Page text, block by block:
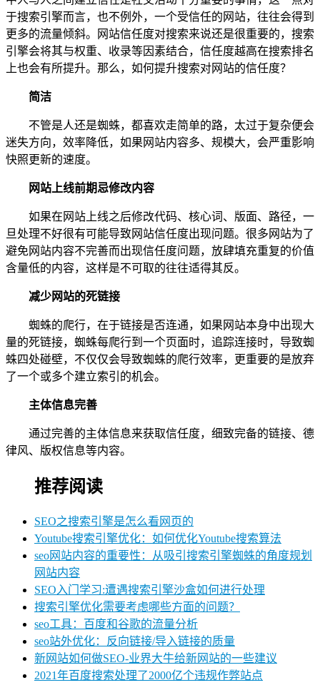
于搜索引擎而言，也不例外，一个受信任的网站，往往会得到
更多的流量倾斜。网站信任度对搜索来说还是很重要的，搜索
引擎会将其与权重、收录等因素结合，信任度越高在搜索排名
上也会有所提升。那么，如何提升搜索对网站的信任度？
简洁
不管是人还是蜘蛛，都喜欢走简单的路，太过于复杂便会
迷失方向，效率降低，如果网站内容多、规模大，会严重影响
快照更新的速度。
网站上线前期忌修改内容
如果在网站上线之后修改代码、核心词、版面、路径，一
旦处理不好很有可能导致网站信任度出现问题。很多网站为了
避免网站内容不完善而出现信任度问题，放肆填充重复的价值
含量低的内容，这样是不可取的往往适得其反。
减少网站的死链接
蜘蛛的爬行，在于链接是否连通，如果网站本身中出现大
量的死链接，蜘蛛每爬行到一个页面时，追踪连接时，导致蜘
蛛四处碰壁，不仅仅会导致蜘蛛的爬行效率，更重要的是放弃
了一个或多个建立索引的机会。
主体信息完善
通过完善的主体信息来获取信任度，细致完备的链接、德
律风、版权信息等内容。
推荐阅读
SEO之搜索引擎是怎么看网页的
Youtube搜索引擎优化：如何优化Youtube搜索算法
seo网站内容的重要性：从吸引搜索引擎蜘蛛的角度规划
网站内容
SEO入门学习:遭遇搜索引擎沙盒如何进行处理
搜索引擎优化需要考虑哪些方面的问题？
seo工具：百度和谷歌的流量分析
seo站外优化：反向链接/导入链接的质量
新网站如何做SEO-业界大牛给新网站的一些建议
2021年百度搜索处理了2000亿个违规作弊站点